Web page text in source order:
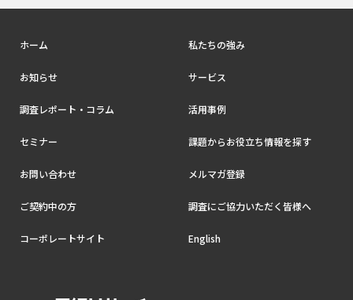
ホーム 私たちの強み
お知らせ サービス
調査レポート・コラム 活用事例
セミナー 課題からお役立ち情報を探す
お問い合わせ メルマガ登録
ご契約中の方 調査にご協力いただく皆様へ
コーポレートサイト English